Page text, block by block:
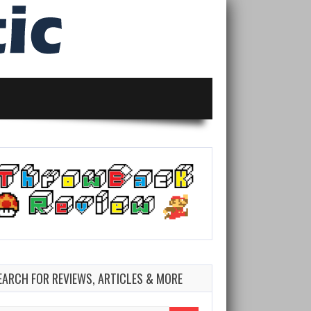
FOR REVIEWS, ARTICLES & MORE